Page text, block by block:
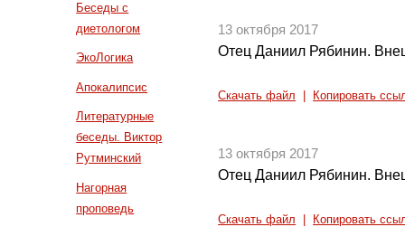
Беседы с
диетологом
ЭкоЛогика
Апокалипсис
Литературные
беседы. Виктор
Рутминский
Нагорная
проповедь
13 октября 2017
Отец Даниил Рябинин.
Скачать файл Копировать
13 октября 2017
Отец Даниил Рябинин.
Скачать файл Копировать